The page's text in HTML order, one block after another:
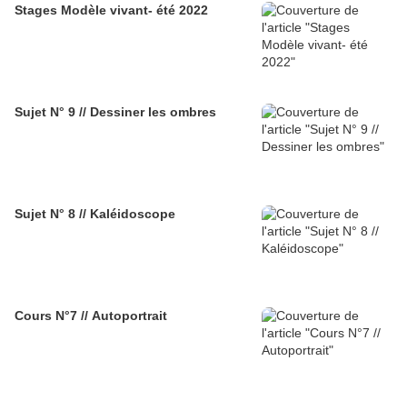
Stages Modèle vivant- été 2022
Sujet N° 9 // Dessiner les ombres
Sujet N° 8 // Kaléidoscope
Cours N°7 // Autoportrait